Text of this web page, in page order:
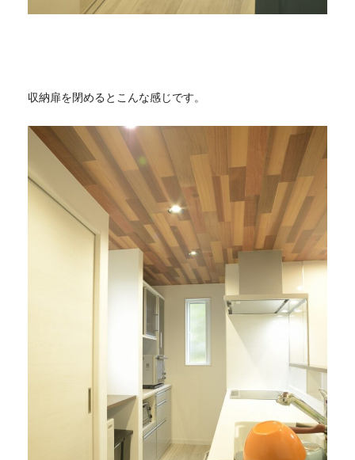
収納扉を閉めるとこんな感じです。